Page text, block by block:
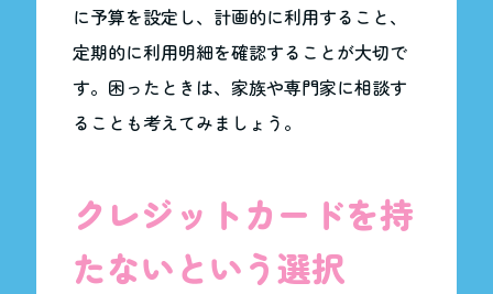
に予算を設定し、計画的に利用すること、
定期的に利用明細を確認することが大切で
す。困ったときは、家族や専門家に相談す
ることも考えてみましょう。
クレジットカードを持
たないという選択